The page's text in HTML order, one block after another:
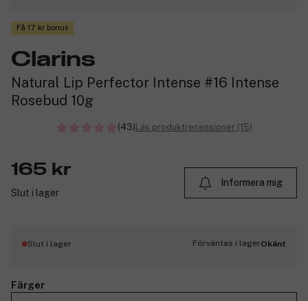
Få 17 kr bonus
Clarins
Natural Lip Perfector Intense #16 Intense
Rosebud 10g
(43)Läs produktrecensioner (15)
165 kr
Slut i lager
Informera mig
Slut i lager Förväntas i lagerOkänt
Färger